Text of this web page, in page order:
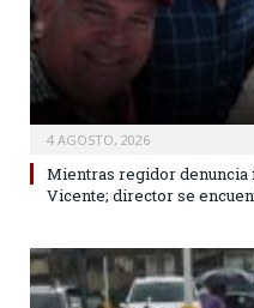
4 AGOSTO, 2026
Mientras regidor denuncia
Vicente; director se